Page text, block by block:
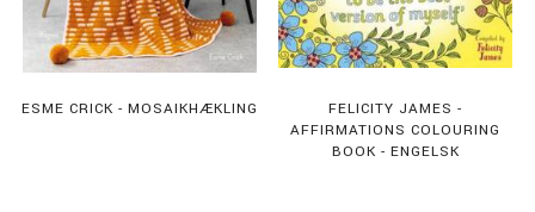
ESME CRICK - MOSAIKHÆKLING
FELICITY JAMES -
AFFIRMATIONS COLOURING
BOOK - ENGELSK